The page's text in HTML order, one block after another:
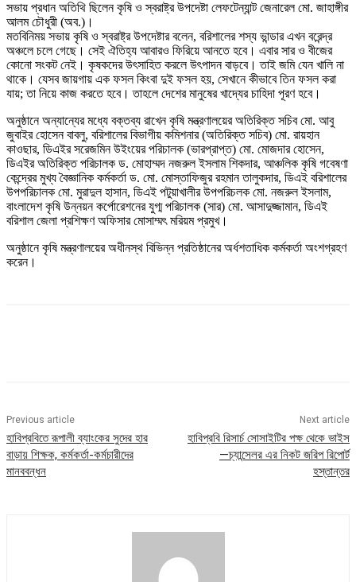
সভায় প্রধান অতিথি ছিলেন কৃষি ও স্বরাষ্ট্র উপদেষ্টা লেফটেন্যান্ট জেনারেল মো. জাহাঙ্গীর
আলম চৌধুরী (অব.)।
মতবিনিময় সভায় কৃষি ও স্বরাষ্ট্র উপদেষ্টার বলেন, বরিশালের শস্য ভান্ডার এখন বরেন্দ্র
অঞ্চলে চলে গেছে। সেই ঐতিহ্য আবারও ফিরিয়ে আনতে হবে। এবার সার ও বীজের
কোনো সংকট নেই। কৃষকদের উৎসাহিত করলে উৎপাদন বাড়বে। তাই জমি যেন খালি না
থাকে। যেসব জায়গায় এক ফসল কিংবা দুই ফসল হয়, সেখানে কীভাবে তিন ফসল করা
যায়; তা নিয়ে কাজ করতে হবে। তাহলে দেশের মানুষের খাদ্যের চাহিদা পূরণ হবে।
অনুষ্ঠানে অন্যান্যের মধ্যে বক্তব্য রাখেন কৃষি মন্ত্রণালয়ের অতিরিক্ত সচিব মো. আবু
জুবাইর হোসেন বাবলু, বরিশালের বিভাগীয় কমিশনার (অতিরিক্ত সচিব) মো. রায়হান
কাওছার, ডিএইর সরেজমিন উইংয়ের পরিচালক (ভারপ্রাপ্ত) মো. মোজদার হোসেন,
ডিএইর অতিরিক্ত পরিচালক ড. মোহাম্মদ নজরুল ইসলাম শিকদার, আঞ্চলিক কৃষি গবেষণা
কেন্দ্রের মুখ্য বৈজ্ঞানিক কর্মকর্তা ড. মো. মোস্তাফিজুর রহমান তালুকদার, ডিএই বরিশালের
উপপরিচালক মো. মুরাদুল হাসান, ডিএই পটুয়াখালীর উপপরিচলক মো. নজরুল ইসলাম,
বাংলাদেশ কৃষি উন্নয়ন কর্পোরেশনের যুগ্ম পরিচালক (সার) মো. আসাদুজ্জামান, ডিএই
বরিশাল জেলা প্রশিক্ষণ অফিসার মোসাম্মৎ মরিয়ম প্রমুখ।
অনুষ্ঠানে কৃষি মন্ত্রণালয়ের অধীনস্থ বিভিন্ন প্রতিষ্ঠানের অর্ধশতাধিক কর্মকর্তা অংশগ্রহণ
করেন।
Previous article
হাবিপ্রবিতে রূপালী ব্যাংকের সুদের হার
বাড়ায় শিক্ষক, কর্মকর্তা-কর্মচারীদের
মানববন্ধন
Next article
হাবিপ্রবি রিসার্চ সোসাইটির পক্ষ থেকে ভাইস
—চ্যান্সেলর এর নিকট জরিপ রিপোর্ট
হস্তান্তর